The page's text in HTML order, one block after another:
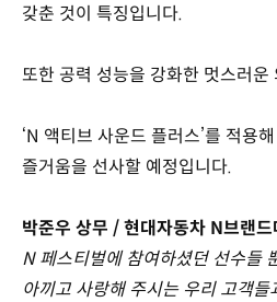
갖춘 것이 특징입니다.
또한 공력 성능을 강화한 멋스러운
‘N 액티브 사운드 플러스’를 적용
즐거움을 선사할 예정입니다.
박준우 상무 / 현대자동차 N브랜
N 페스티벌에 참여하셨던 선수들
아끼고 사랑해 주시는 우리 고객